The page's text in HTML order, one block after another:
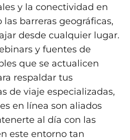
y la conectividad en
barreras geográficas,
desde cualquier lugar.
y fuentes de
que se actualicen
respaldar tus
de viaje especializadas,
en línea son aliados
al día con las
este entorno tan